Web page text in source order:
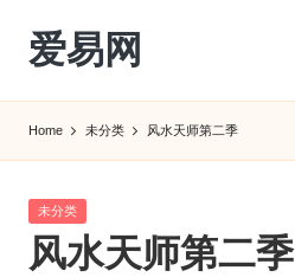
Skip
content
爱易网
转
农
历
Home 未分类 风水天师第二季
Posted
未分类
风水天师第二季